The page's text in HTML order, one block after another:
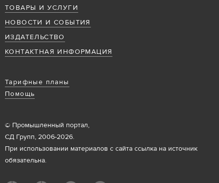
ТОВАРЫ И УСЛУГИ
НОВОСТИ И СОБЫТИЯ
ИЗДАТЕЛЬСТВО
КОНТАКТНАЯ ИНФОРМАЦИЯ
Тарифные планы
Помощь
© Промышленный портал,
СД Групп, 2006-2026.
При использовании материалов с сайта ссылка на источник
обязательна.